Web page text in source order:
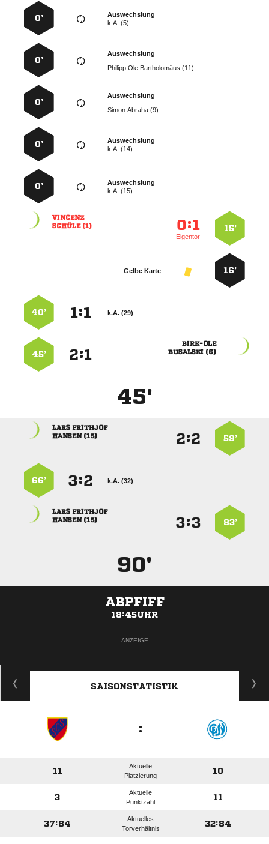
Auswechslung
k.A. (5)
0’
Auswechslung
   
0’
Auswechslung
  
0’
Auswechslung
k.A. (14)
0’
Auswechslung
k.A. (15)
0’
15’
:
Eigentor

 
16’
Gelbe Karte
k.A. (29)
:
40’

 
:
45’
45'
59’
:
 
 
k.A. (32)
:
66’
83’
:
 
 
90'
ABPFIFF
18:45UHR
ANZEIGE
SAISONSTATISTIK
:
11
Aktuelle
Platzierung
10
3
Aktuelle
Punktzahl
11
37:84
Aktuelles
Torverhältnis
32:84